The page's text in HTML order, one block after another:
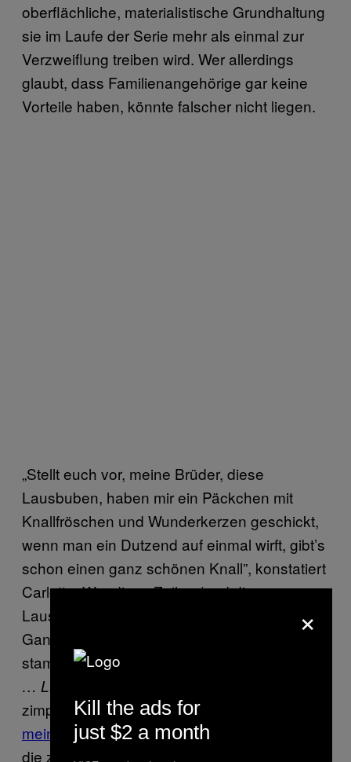
oberflächliche, materialistische Grundhaltung
sie im Laufe der Serie mehr als einmal zur
Verzweiflung treiben wird. Wer allerdings
glaubt, dass Familienangehörige gar keine
Vorteile haben, könnte falscher nicht liegen.
„Stellt euch vor, meine Brüder, diese
Lausbuben, haben mir ein Päckchen mit
Knallfröschen und Wunderkerzen geschickt,
wenn man ein Dutzend auf einmal wirft, gibt’s
schon einen ganz schönen Knall”, konstatiert
Carlotta. Wer diese Zeilen (und diese
Lausbuben) nach Litchfield und ins
Gangmilieu verortet, liegt komplett falsch,
stammen sie doch aus
… Lustige Streiche
zimperliche Verwandte (Stichwort:
meine Brüder!”) in der Hinterhand zu haben,
die zu allem bereit sind, ist offensichtlich auch
×
Kill the ads for
just $2 a month